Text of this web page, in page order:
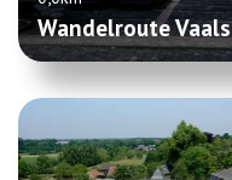
Wandelroute Vaals